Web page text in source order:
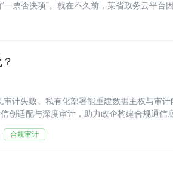
票否决项”。就在不久前，某省政务云平台因
计失败。私有化部署能重建数据主权与审计
创适配与深度审计，助力政企构建合规通信
合规审计